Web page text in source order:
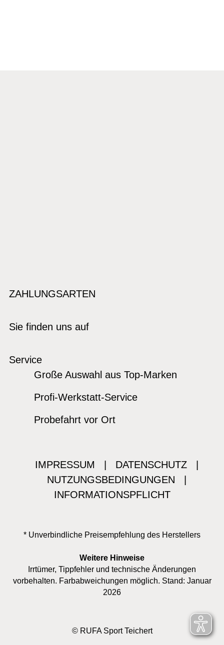
ZAHLUNGSARTEN
Sie finden uns auf
Service
Große Auswahl aus Top-Marken
Profi-Werkstatt-Service
Probefahrt vor Ort
IMPRESSUM DATENSCHUTZ
NUTZUNGSBEDINGUNGEN
INFORMATIONSPFLICHT
* Unverbindliche Preisempfehlung des Herstellers
Weitere Hinweise
Irrtümer, Tippfehler und technische Änderungen
vorbehalten. Farbabweichungen möglich. Stand: Januar
2026
© RUFA Sport Teichert